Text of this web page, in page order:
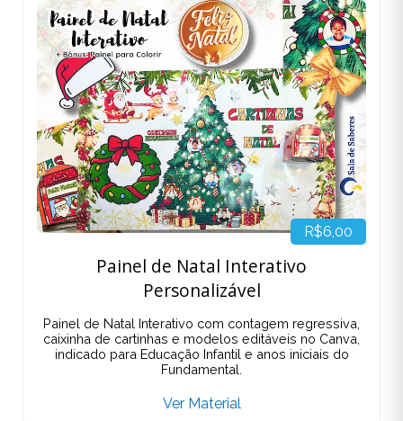
R$6,00
Painel de Natal Interativo
Personalizável
Painel de Natal Interativo com contagem regressiva,
caixinha de cartinhas e modelos editáveis no Canva,
indicado para Educação Infantil e anos iniciais do
Fundamental.
Ver Material